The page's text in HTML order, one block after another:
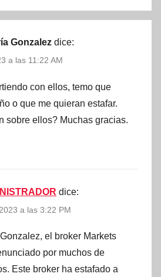
Gonzalez dice:
a las 11:22 AM
con ellos, temo que
o que me quieran estafar.
sobre ellos? Muchas gracias.
dice:
a las 3:22 PM
el broker Markets
por muchos de
Este broker ha estafado a